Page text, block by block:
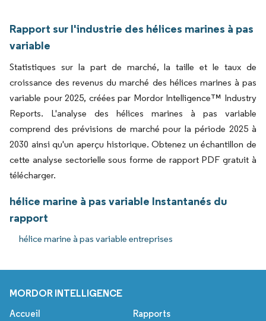
Rapport sur l'industrie des hélices marines à pas
variable
Statistiques sur la part de marché, la taille et le taux de
croissance des revenus du marché des hélices marines à pas
variable pour 2025, créées par Mordor Intelligence™ Industry
Reports. L'analyse des hélices marines à pas variable
comprend des prévisions de marché pour la période 2025 à
2030 ainsi qu'un aperçu historique. Obtenez un échantillon de
cette analyse sectorielle sous forme de rapport PDF gratuit à
télécharger.
hélice marine à pas variable Instantanés du
rapport
hélice marine à pas variable entreprises
MORDOR INTELLIGENCE
Accueil Rapports